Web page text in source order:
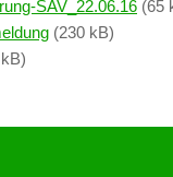
SAV_22.06.16 (65
(230 kB)